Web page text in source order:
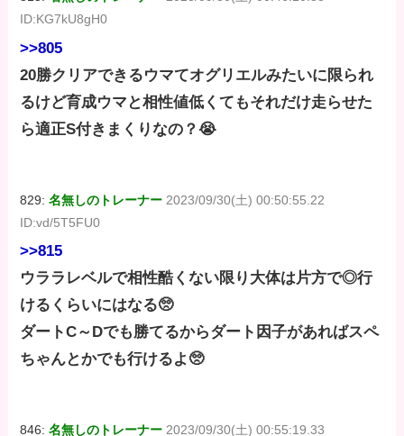
ID:KG7kU8gH0
>>805
20勝クリアできるウマてオグリエルみたいに限られ
るけど育成ウマと相性値低くてもそれだけ走らせた
ら適正S付きまくりなの？😭
829:名無しのトレーナー 2023/09/30(土) 00:50:55.22
ID:vd/5T5FU0
>>815
ウララレベルで相性酷くない限り大体は片方で◎行
けるくらいにはなる🥺
ダートC～Dでも勝てるからダート因子があればスペ
ちゃんとかでも行けるよ🥺
846:名無しのトレーナー 2023/09/30(土) 00:55:19.33